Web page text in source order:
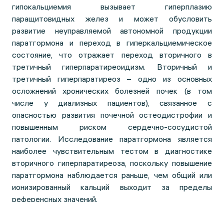
гипокальциемия вызывает гиперплазию
паращитовидных желез и может обусловить
развитие неуправляемой автономной продукции
паратгормона и переход в гиперкальциемическое
состояние, что отражает переход вторичного в
третичный гиперпаратиреоидизм. Вторичный и
третичный гиперпаратиреоз – одно из основных
осложнений хронических болезней почек (в том
числе у диализных пациентов), связанное с
опасностью развития почечной остеодистрофии и
повышенным риском сердечно-сосудистой
патологии. Исследование паратгормона является
наиболее чувствительным тестом в диагностике
вторичного гиперпаратиреоза, поскольку повышение
паратгормона наблюдается раньше, чем общий или
ионизированный кальций выходит за пределы
референсных значений.